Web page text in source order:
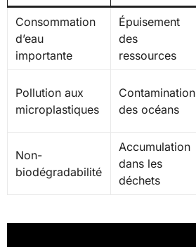
Consommation
d’eau
importante
Épuisement
des
ressources
Pollution aux
microplastiques
Contamination
des océans
Non-
biodégradabilité
Accumulation
dans les
déchets